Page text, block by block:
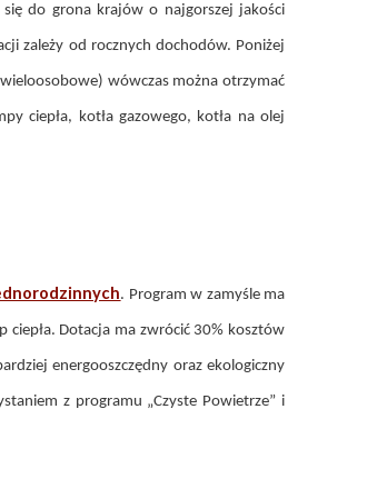
do grona krajów o najgorszej jakości
zależy od rocznych dochodów. Poniżej
wówczas można otrzymać
ciepła, kotła gazowego, kotła na olej
. Program w zamyśle ma
Dotacja ma zwrócić 30% kosztów
energooszczędny oraz ekologiczny
z programu „Czyste Powietrze” i